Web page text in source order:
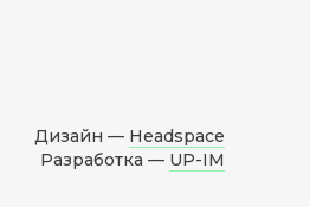
Дизайн — Headspace
Разработка — UP-IM